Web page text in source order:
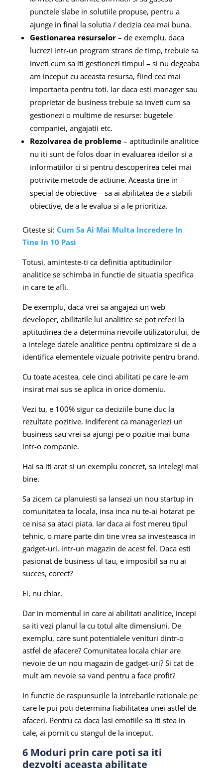
punctele slabe in solutiile propuse, pentru a
ajunge in final la solutia / decizia cea mai buna.
Gestionarea resurselor – de exemplu, daca
lucrezi intr-un program strans de timp, trebuie sa
inveti cum sa iti gestionezi timpul – si nu degeaba
am inceput cu aceasta resursa, fiind cea mai
importanta pentru toti. Iar daca esti manager sau
proprietar de business trebuie sa inveti cum sa
gestionezi o multime de resurse: bugetele
companiei, angajatii etc.
Rezolvarea de probleme– aptitudinile analitice
nu iti sunt de folos doar in evaluarea ideilor si a
informatiilor ci si pentru descoperirea celei mai
potrivite metode de actiune. Aceasta tine in
special de obiective – sa ai abilitatea de a stabili
obiective, de a le evalua si a le prioritiza.
Citeste si: Cum Sa Ai Mai Multa Incredere In
Tine In 10 Pasi
Totusi, aminteste-ti ca definitia aptitudinilor
analitice se schimba in functie de situatia specifica
in care te afli.
De exemplu, daca vrei sa angajezi un web
developer, abilitatile lui analitice se pot referi la
aptitudinea de a determina nevoile utilizatorului, de
a intelege datele analitice pentru optimizare si de a
identifica elementele vizuale potrivite pentru brand.
Cu toate acestea, cele cinci abilitati pe care le-am
insirat mai sus se aplica in orice domeniu.
Vezi tu, e 100% sigur ca deciziile bune duc la
rezultate pozitive. Indiferent ca manageriezi un
business sau vrei sa ajungi pe o pozitie mai buna
intr-o companie.
Hai sa iti arat si un exemplu concret, sa intelegi mai
bine.
Sa zicem ca planuiesti sa lansezi un nou startup in
comunitatea ta locala, insa inca nu te-ai hotarat pe
ce nisa sa ataci piata. Iar daca ai fost mereu tipul
tehnic, o mare parte din tine vrea sa investeasca in
gadget-uri, intr-un magazin de acest fel. Daca esti
pasionat de business-ul tau, e imposibil sa nu ai
succes, corect?
Ei, nu chiar.
Dar in momentul in care ai abilitati analitice, incepi
sa iti vezi planul la cu totul alte dimensiuni. De
exemplu, care sunt potentialele venituri dintr-o
astfel de afacere? Comunitatea locala chiar are
nevoie de un nou magazin de gadget-uri? Si cat de
mult am nevoie sa vand pentru a face profit?
In functie de raspunsurile la intrebarile rationale pe
care le pui poti determina fiabilitatea unei astfel de
afaceri. Pentru ca daca lasi emotiile sa iti stea in
cale, ai pornit cu stangul de la inceput.
6 Moduri prin care poti sa iti
dezvolti aceasta abilitate